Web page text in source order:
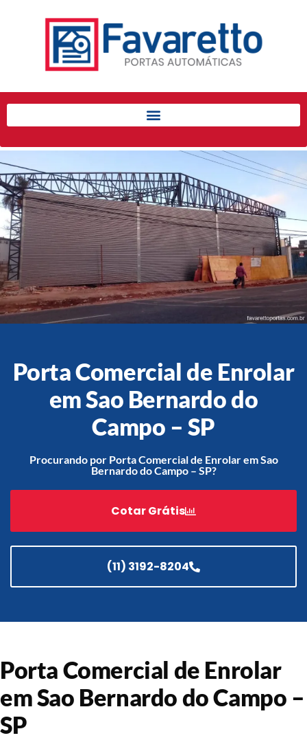
Início
Produtos
Porta de Enrolar Automática
Automatizadores
Acessórios Para Portas de
Enrolar
Pintura eletrostática
Portfólio
Contato
Acessórios
Automatização
Portão de Garagem de
Enrolar em Teresópolis – RJ
Enrolar em São Pedro da
Portão de Garagem de
Enrolar em São João de
Meriti – RJ
Portão de Garagem de
Enrolar em Queimados – RJ
Portão de Garagem de
Porta Comercial de Enrolar
em Sao Bernardo do
Campo – SP
Procurando por Porta Comercial de Enrolar em Sao
Bernardo do Campo – SP?
Cotar Grátis
(11) 3192-8204
Porta Comercial de Enrolar
em Sao Bernardo do Campo –
SP